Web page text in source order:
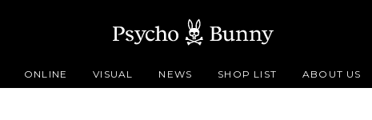
ONLINE VISUAL NEWS SHOP LIST ABOUT US